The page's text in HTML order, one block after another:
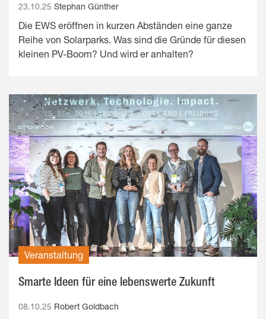
23.10.25 Stephan Günther
Die EWS eröffnen in kurzen Abständen eine ganze
Reihe von Solarparks. Was sind die Gründe für diesen
kleinen PV-Boom? Und wird er anhalten?
Veranstaltung
Smarte Ideen für eine lebenswerte Zukunft
08.10.25 Robert Goldbach